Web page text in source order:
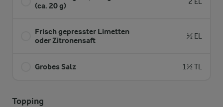
(ca. 20 g)
Frisch gepresster Limetten
oder Zitronensaft
½ EL
Grobes Salz 1½ TL
Topping